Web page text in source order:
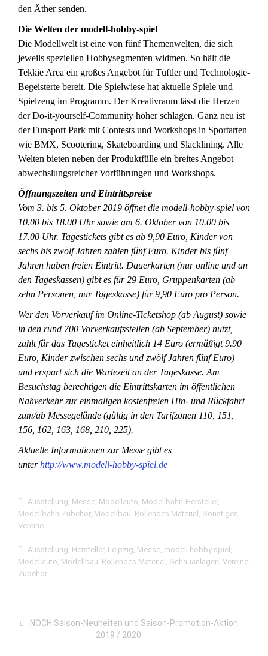
den Äther senden.
Die Welten der modell-hobby-spiel
Die Modellwelt ist eine von fünf Themenwelten, die sich
jeweils speziellen Hobbysegmenten widmen. So hält die
Tekkie Area ein großes Angebot für Tüftler und Technologie-
Begeisterte bereit. Die Spielwiese hat aktuelle Spiele und
Spielzeug im Programm. Der Kreativraum lässt die Herzen
der Do-it-yourself-Community höher schlagen. Ganz neu ist
der Funsport Park mit Contests und Workshops in Sportarten
wie BMX, Scootering, Skateboarding und Slacklining. Alle
Welten bieten neben der Produktfülle ein breites Angebot
abwechslungsreicher Vorführungen und Workshops.
Öffnungszeiten und Eintrittspreise
Vom 3. bis 5. Oktober 2019 öffnet die modell-hobby-spiel von
10.00 bis 18.00 Uhr sowie am 6. Oktober von 10.00 bis
17.00 Uhr. Tagestickets gibt es ab 9,90 Euro, Kinder von
sechs bis zwölf Jahren zahlen fünf Euro. Kinder bis fünf
Jahren haben freien Eintritt. Dauerkarten (nur online und an
den Tageskassen) gibt es für 29 Euro, Gruppenkarten (ab
zehn Personen, nur Tageskasse) für 9,90 Euro pro Person.
Wer den Vorverkauf im Online-Ticketshop (ab August) sowie
in den rund 700 Vorverkaufsstellen (ab September) nutzt,
zahlt für das Tagesticket einheitlich 14 Euro (ermäßigt 9.90
Euro, Kinder zwischen sechs und zwölf Jahren fünf Euro)
und erspart sich die Wartezeit an der Tageskasse. Am
Besuchstag berechtigen die Eintrittskarten im öffentlichen
Nahverkehr zur einmaligen kostenfreien Hin- und Rückfahrt
zum/ab Messegelände (gültig in den Tarifzonen 110, 151,
156, 162, 163, 168, 210, 225).
Aktuelle Informationen zur Messe gibt es
unterhttp://www.modell-hobby-spiel.de
Ausstellung, Messe, Modellauto, Modellbahn-Hersteller,
Modellbahn-Zubehör, Modellbau, Rollendes Material , Sonstiges,
Vereine
Ausstellung, Hersteller, Leipzig, Messe, modell hobby spiel ,
Modellauto, Modellbau, Rollendes Material , Schauanlagen, Vereine,
Zubehör
NOCH Saison-Neuheiten und Saison-Promotion-Aktion
2019 / 2020